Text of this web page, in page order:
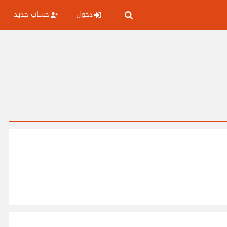
دخول حساب جديد